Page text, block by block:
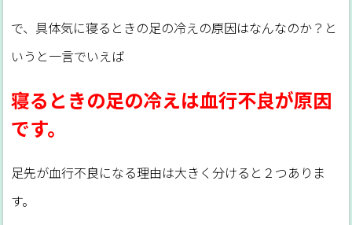
で、具体気に寝るときの足の冷えの原因はなんなのか？と
いうと一言でいえば
寝るときの足の冷えは血行不良が原因
です。
足先が血行不良になる理由は大きく分けると２つありま
す。